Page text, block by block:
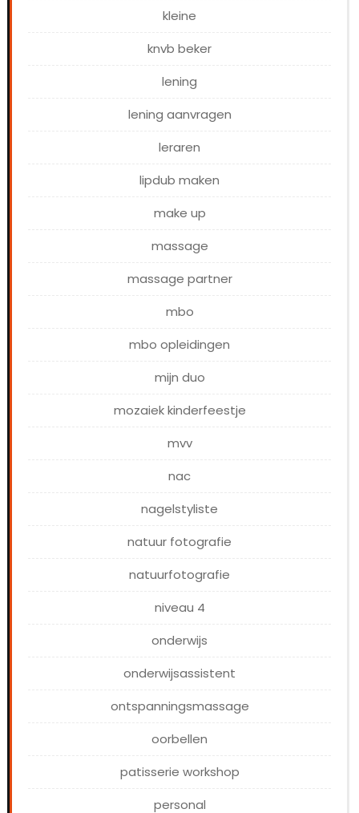
kleine
knvb beker
lening
lening aanvragen
leraren
lipdub maken
make up
massage
massage partner
mbo
mbo opleidingen
mijn duo
mozaiek kinderfeestje
mvv
nac
nagelstyliste
natuur fotografie
natuurfotografie
niveau 4
onderwijs
onderwijsassistent
ontspanningsmassage
oorbellen
patisserie workshop
personal